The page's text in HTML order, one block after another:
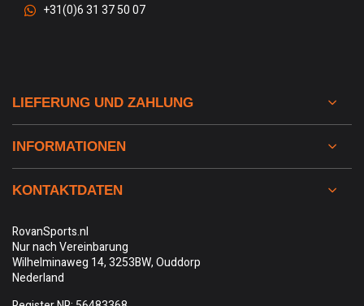
+31(0)6 31 37 50 07
LIEFERUNG UND ZAHLUNG
INFORMATIONEN
KONTAKTDATEN
RovanSports.nl
Nur nach Vereinbarung
Wilhelminaweg 14, 3253BW, Ouddorp
Nederland